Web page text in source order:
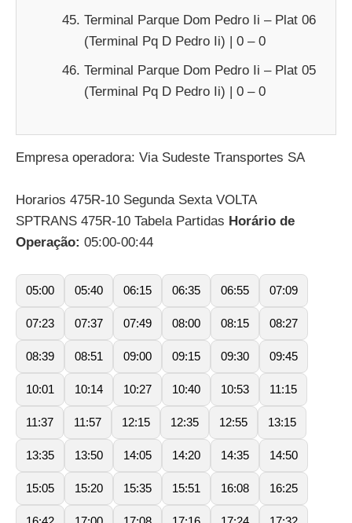
Terminal Parque Dom Pedro Ii – Plat 06
(Terminal Pq D Pedro Ii) | 0 – 0
Terminal Parque Dom Pedro Ii – Plat 05
(Terminal Pq D Pedro Ii) | 0 – 0
Empresa operadora: Via Sudeste Transportes SA
Horarios 475R-10 Segunda Sexta VOLTA
SPTRANS 475R-10 Tabela Partidas Horário de
Operação: 05:00-00:44
05:00 05:40 06:15 06:35 06:55 07:09
07:23 07:37 07:49 08:00 08:15 08:27
08:39 08:51 09:00 09:15 09:30 09:45
10:01 10:14 10:27 10:40 10:53 11:15
11:37 11:57 12:15 12:35 12:55 13:15
13:35 13:50 14:05 14:20 14:35 14:50
15:05 15:20 15:35 15:51 16:08 16:25